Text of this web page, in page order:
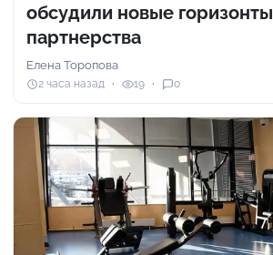
обсудили новые горизонты
партнерства
Елена Торопова
2 часа назад 19 0